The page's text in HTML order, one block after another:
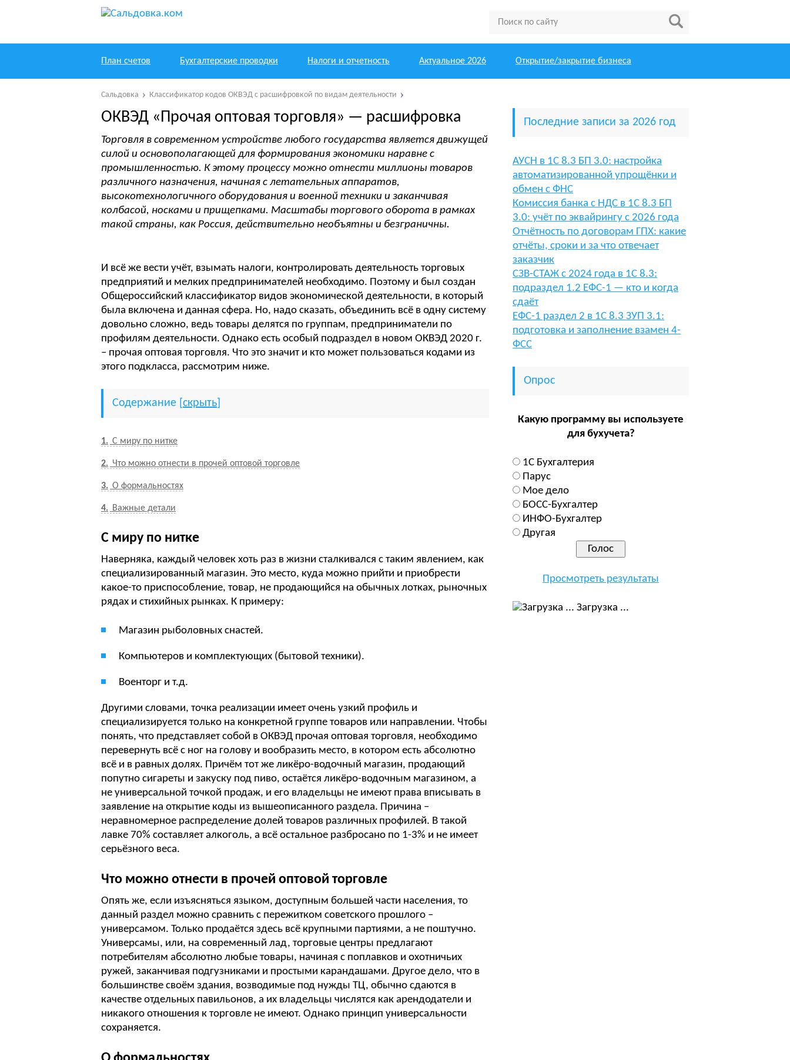
План счетов Бухгалтерские проводки Налоги и отчетность Актуальное 2026 Открытие/закрытие бизнеса
Сальдовка Классификатор кодов ОКВЭД с расшифровкой по видам деятельности
ОКВЭД «Прочая оптовая торговля» — расшифровка
Торговля в современном устройстве любого государства является движущей
силой и основополагающей для формирования экономики наравне с
промышленностью. К этому процессу можно отнести миллионы товаров
различного назначения, начиная с летательных аппаратов,
высокотехнологичного оборудования и военной техники и заканчивая
колбасой, носками и прищепками. Масштабы торгового оборота в рамках
такой страны, как Россия, действительно необъятны и безграничны.
И всё же вести учёт, взымать налоги, контролировать деятельность торговых
предприятий и мелких предпринимателей необходимо. Поэтому и был создан
Общероссийский классификатор видов экономической деятельности, в который
была включена и данная сфера. Но, надо сказать, объединить всё в одну систему
довольно сложно, ведь товары делятся по группам, предприниматели по
профилям деятельности. Однако есть особый подраздел в новом ОКВЭД 2020 г.
– прочая оптовая торговля. Что это значит и кто может пользоваться кодами из
этого подкласса, рассмотрим ниже.
Содержание скрыть
1 С миру по нитке
2 Что можно отнести в прочей оптовой торговле
3 О формальностях
4 Важные детали
С миру по нитке
Наверняка, каждый человек хоть раз в жизни сталкивался с таким явлением, как
специализированный магазин. Это место, куда можно прийти и приобрести
какое-то приспособление, товар, не продающийся на обычных лотках, рыночных
рядах и стихийных рынках. К примеру:
Магазин рыболовных снастей.
Компьютеров и комплектующих (бытовой техники).
Военторг и т.д.
Другими словами, точка реализации имеет очень узкий профиль и
специализируется только на конкретной группе товаров или направлении. Чтобы
понять, что представляет собой в ОКВЭД прочая оптовая торговля, необходимо
перевернуть всё с ног на голову и вообразить место, в котором есть абсолютно
всё и в равных долях. Причём тот же ликёро-водочный магазин, продающий
попутно сигареты и закуску под пиво, остаётся ликёро-водочным магазином, а
не универсальной точкой продаж, и его владельцы не имеют права вписывать в
заявление на открытие коды из вышеописанного раздела. Причина –
неравномерное распределение долей товаров различных профилей. В такой
лавке 70% составляет алкоголь, а всё остальное разбросано по 1-3% и не имеет
серьёзного веса.
Что можно отнести в прочей оптовой торговле
Опять же, если изъясняться языком, доступным большей части населения, то
данный раздел можно сравнить с пережитком советского прошлого –
универсамом. Только продаётся здесь всё крупными партиями, а не поштучно.
Универсамы, или, на современный лад, торговые центры предлагают
потребителям абсолютно любые товары, начиная с поплавков и охотничьих
ружей, заканчивая подгузниками и простыми карандашами. Другое дело, что в
большинстве своём здания, возводимые под нужды ТЦ, обычно сдаются в
качестве отдельных павильонов, а их владельцы числятся как арендодатели и
никакого отношения к торговле не имеют. Однако принцип универсальности
сохраняется.
Последние записи за 2026 год
АУСН в 1С 8.3 БП 3.0: настройка
автоматизированной упрощёнки и
обмен с ФНС
Комиссия банка с НДС в 1С 8.3 БП
3.0: учёт по эквайрингу с 2026 года
Отчётность по договорам ГПХ: какие
отчёты, сроки и за что отвечает
заказчик
СЗВ-СТАЖ с 2024 года в 1С 8.3:
подраздел 1.2 ЕФС-1 — кто и когда
сдаёт
ЕФС-1 раздел 2 в 1С 8.3 ЗУП 3.1:
подготовка и заполнение взамен 4-
ФСС
Опрос
Какую программу вы используете
для бухучета?
1С Бухгалтерия
Парус
Мое дело
БОСС-Бухгалтер
ИНФО-Бухгалтер
Другая
Просмотреть результаты
Загрузка ...